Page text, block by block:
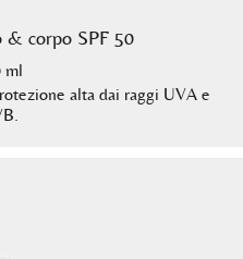
& corpo SPF 50
ml
alta dai raggi UVA e